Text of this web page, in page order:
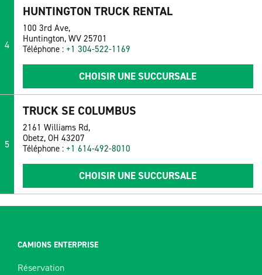
4
HUNTINGTON TRUCK RENTAL
100 3rd Ave,
Huntington, WV 25701
Téléphone : +1 304-522-1169
CHOISIR UNE SUCCURSALE
5
TRUCK SE COLUMBUS
2161 Williams Rd,
Obetz, OH 43207
Téléphone : +1 614-492-8010
CHOISIR UNE SUCCURSALE
CAMIONS ENTERPRISE
Réservation